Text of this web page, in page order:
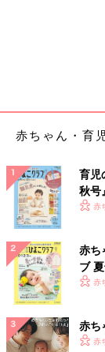
出典：Instagramアカ
紗月010さんが購
性が良くて美味
いちごチョコ
赤ちゃん・育
育児
秋号
いっ
赤
赤ち
ブ
く！
赤
赤ち
赤